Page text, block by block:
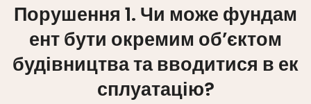
Порушення 1. Чи може фундам
ент бути окремим об’єктом
будівництва та вводитися в ек
сплуатацію?